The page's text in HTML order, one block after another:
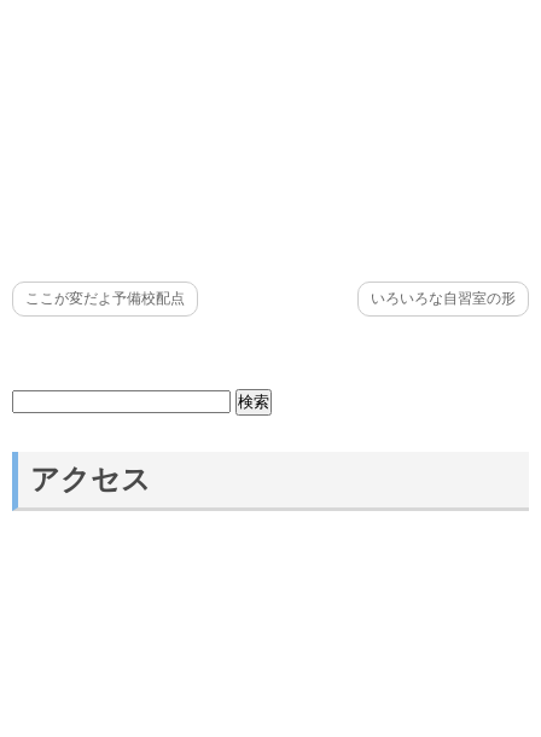
ここが変だよ予備校配点 いろいろな自習室の形
アクセス